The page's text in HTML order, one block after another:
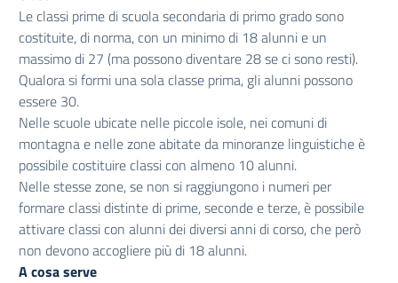
Le classi prime di scuola secondaria di primo grado sono
costituite, di norma, con un minimo di 18 alunni e un
massimo di 27 (ma possono diventare 28 se ci sono resti).
Qualora si formi una sola classe prima, gli alunni possono
essere 30.
Nelle scuole ubicate nelle piccole isole, nei comuni di
montagna e nelle zone abitate da minoranze linguistiche è
possibile costituire classi con almeno 10 alunni.
Nelle stesse zone, se non si raggiungono i numeri per
formare classi distinte di prime, seconde e terze, è possibile
attivare classi con alunni dei diversi anni di corso, che però
non devono accogliere più di 18 alunni.
A cosa serve